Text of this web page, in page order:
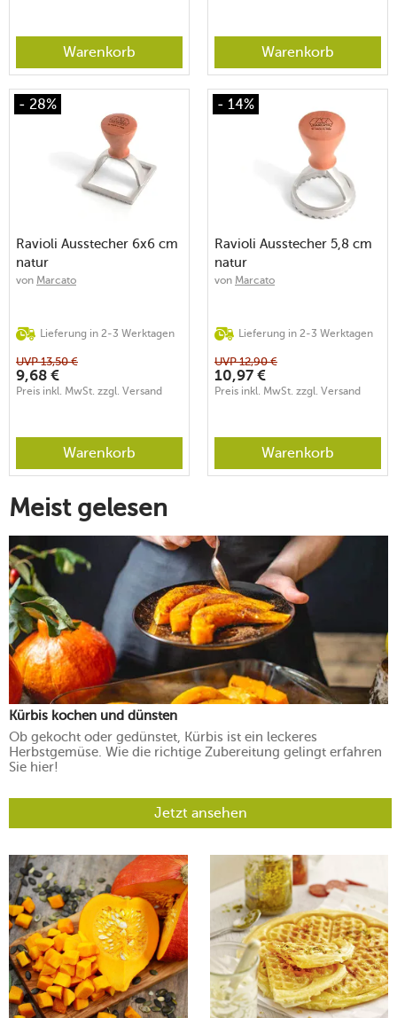
Warenkorb Warenkorb
- 28%
Ravioli Ausstecher 6x6 cm
natur
von Marcato
Lieferung in 2-3 Werktagen
UVP13,50 €
9,68 €
Preis inkl. MwSt. zzgl. Versand
Warenkorb
- 14%
Ravioli Ausstecher 5,8 cm
natur
von Marcato
Lieferung in 2-3 Werktagen
UVP12,90 €
10,97 €
Preis inkl. MwSt. zzgl. Versand
Warenkorb
Meist gelesen
Kürbis kochen und dünsten
Ob gekocht oder gedünstet, Kürbis ist ein leckeres
Herbstgemüse. Wie die richtige Zubereitung gelingt erfahren
Sie hier!
Jetzt ansehen